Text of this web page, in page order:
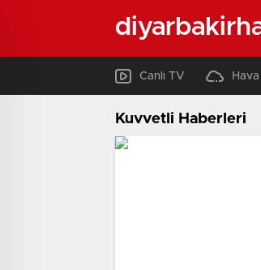
Canlı TV
Kuvvetli Haberleri